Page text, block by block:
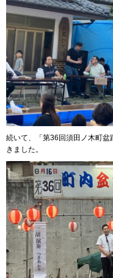
続いて、「第36回須田ノ木町
きました。